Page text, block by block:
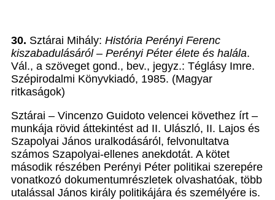
30. Sztárai Mihály: História Perényi Ferenc
kiszabadulásáról – Perényi Péter élete és halála.
Vál., a szöveget gond., bev., jegyz.: Téglásy Imre.
Szépirodalmi Könyvkiadó, 1985. (Magyar
ritkaságok)
Sztárai – Vincenzo Guidoto velencei követhez írt –
munkája rövid áttekintést ad II. Ulászló, II. Lajos és
Szapolyai János uralkodásáról, felvonultatva
számos Szapolyai-ellenes anekdotát. A kötet
második részében Perényi Péter politikai szerepére
vonatkozó dokumentumrészletek olvashatóak, több
utalással János király politikájára és személyére is.